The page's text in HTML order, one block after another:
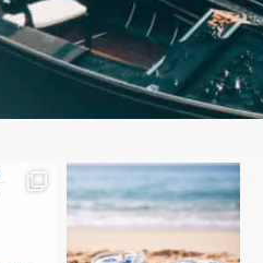
הימסע בזמן. רומא היא אחת